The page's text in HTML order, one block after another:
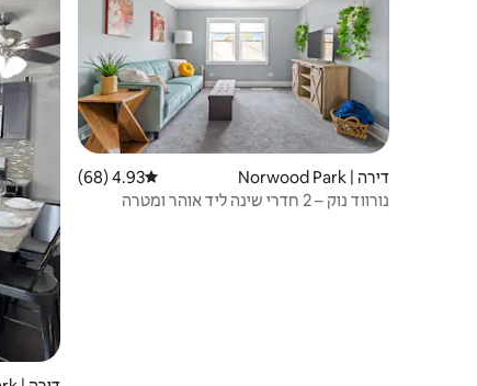
דירה | Norwood Park דירוג ממוצע של 4.93 מתוך 5, 68 ביקורות
4.93 (68)
נורווד נוק – 2 חדרי שינה ליד אוהר ומטרה